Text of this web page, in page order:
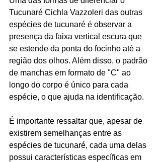
Tucunaré Cichla Vazzoleri das outras
espécies de tucunaré é observar a
presença da faixa vertical escura que
se estende da ponta do focinho até a
região dos olhos. Além disso, o padrão
de manchas em formato de "C" ao
longo do corpo é único para cada
espécie, o que ajuda na identificação.
É importante ressaltar que, apesar de
existirem semelhanças entre as
espécies de tucunaré, cada uma delas
possui características específicas em